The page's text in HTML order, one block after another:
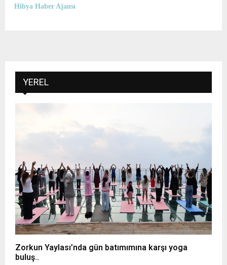
Hibya Haber Ajansı
YEREL
Zorkun Yaylası’nda gün batımımına karşı yoga
buluş..